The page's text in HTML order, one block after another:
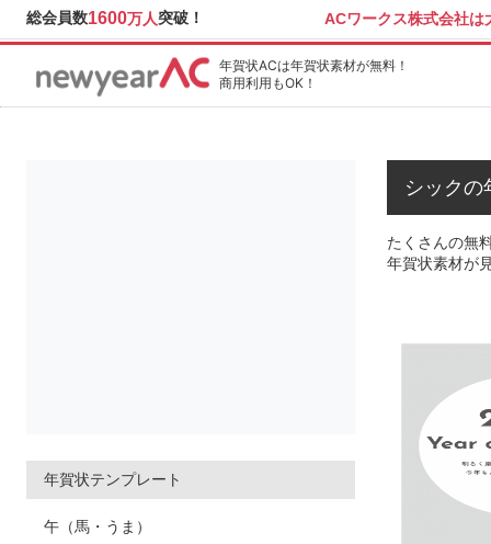
総会員数1600万人突破！ ACワークス株式会社は
年賀状ACは年賀状素材が無料！
商用利用もOK！
年賀状テンプレート
午（馬・うま）
シックの
たくさんの無
年賀状素材が